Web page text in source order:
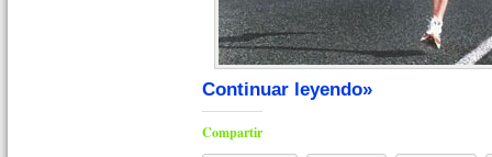
Continuar leyendo»
Compartir